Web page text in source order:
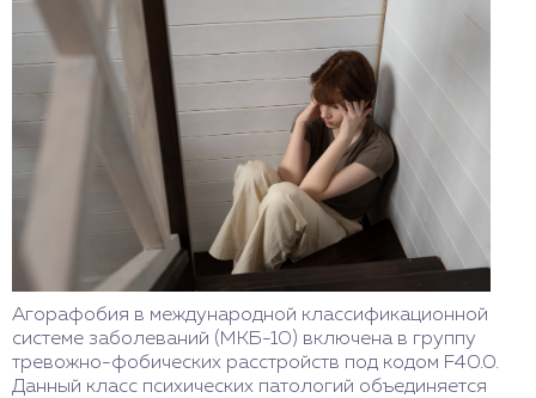
Агорафобия в международной классификационной
системе заболеваний (МКБ-10) включена в группу
тревожно-фобических расстройств под кодом F40.0.
Данный класс психических патологий объединяется